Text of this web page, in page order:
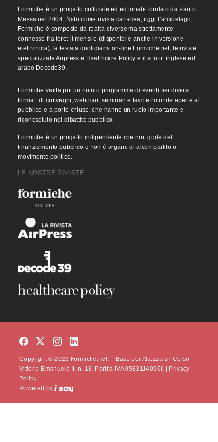
Formiche è un progetto culturale ed editoriale fondato da Paolo
Messa nel 2004. Nato come rivista cartacea, oggi l’arcipelago
Formiche è composto da realtà diverse ma strettamente
connesse fra loro: il mensile (disponibile anche in versione
elettronica), la testata quotidiana on-line Formiche.net, le riviste
specializzate Airpress e Healthcare Policy e il sito in inglese ed
arabo Decode39.
Formiche vanta poi un nutrito programma di eventi nei diversi
formati di convegni, webinair, seminari e tavole rotonde aperte al
pubblico e a porte chiuse, che hanno un ruolo importante e
riconosciuto nel dibattito pubblico.
Formiche è un progetto indipendente che non gode del
finanziamento pubblico e non è organo di alcun partito o
movimento politico.
LE NOSTRE RIVISTE
Copyright © 2026 Formiche.net. – Base per Altezza srl Corso
Vittorio Emanuele II, n. 18, Partita IVA 05831140966 | Privacy
Policy.
Powered by